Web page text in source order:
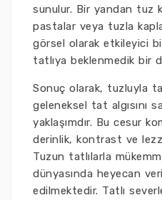
sunulur. Bir yandan tuz
pastalar veya tuzla
görsel olarak etkileyici
tatlıya beklenmedik bir
Sonuç olarak, tuzluyla
geleneksel tat algısını
yaklaşımdır. Bu cesur
derinlik, kontrast ve
Tuzun tatlılarla
dünyasında heyecan
edilmektedir. Tatlı